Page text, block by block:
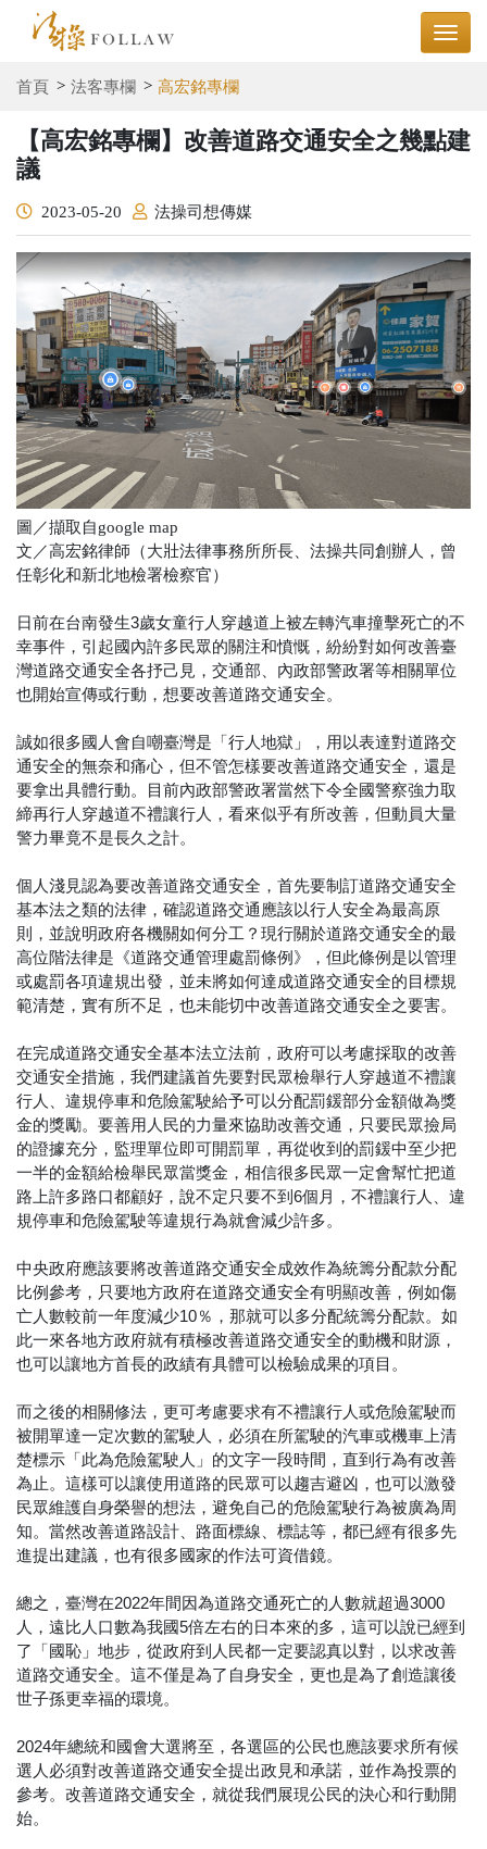
首頁 法客專欄 高宏銘專欄
【高宏銘專欄】改善道路交通安全之幾點建
議
2023-05-20 法操司想傳媒
圖／擷取自google map
文／高宏銘律師（大壯法律事務所所長、法操共同創辦人，曾
任彰化和新北地檢署檢察官）
日前在台南發生3歲女童行人穿越道上被左轉汽車撞擊死亡的不
幸事件，引起國內許多民眾的關注和憤慨，紛紛對如何改善臺
灣道路交通安全各抒己見，交通部、內政部警政署等相關單位
也開始宣傳或行動，想要改善道路交通安全。
誠如很多國人會自嘲臺灣是「行人地獄」，用以表達對道路交
通安全的無奈和痛心，但不管怎樣要改善道路交通安全，還是
要拿出具體行動。目前內政部警政署當然下令全國警察強力取
締再行人穿越道不禮讓行人，看來似乎有所改善，但動員大量
警力畢竟不是長久之計。
個人淺見認為要改善道路交通安全，首先要制訂道路交通安全
基本法之類的法律，確認道路交通應該以行人安全為最高原
則，並說明政府各機關如何分工？現行關於道路交通安全的最
高位階法律是《道路交通管理處罰條例》，但此條例是以管理
或處罰各項違規出發，並未將如何達成道路交通安全的目標規
範清楚，實有所不足，也未能切中改善道路交通安全之要害。
在完成道路交通安全基本法立法前，政府可以考慮採取的改善
交通安全措施，我們建議首先要對民眾檢舉行人穿越道不禮讓
行人、違規停車和危險駕駛給予可以分配罰鍰部分金額做為獎
金的獎勵。要善用人民的力量來協助改善交通，只要民眾撿局
的證據充分，監理單位即可開罰單，再從收到的罰鍰中至少把
一半的金額給檢舉民眾當獎金，相信很多民眾一定會幫忙把道
路上許多路口都顧好，說不定只要不到6個月，不禮讓行人、違
規停車和危險駕駛等違規行為就會減少許多。
中央政府應該要將改善道路交通安全成效作為統籌分配款分配
比例參考，只要地方政府在道路交通安全有明顯改善，例如傷
亡人數較前一年度減少10％，那就可以多分配統籌分配款。如
此一來各地方政府就有積極改善道路交通安全的動機和財源，
也可以讓地方首長的政績有具體可以檢驗成果的項目。
而之後的相關修法，更可考慮要求有不禮讓行人或危險駕駛而
被開單達一定次數的駕駛人，必須在所駕駛的汽車或機車上清
楚標示「此為危險駕駛人」的文字一段時間，直到行為有改善
為止。這樣可以讓使用道路的民眾可以趨吉避凶，也可以激發
民眾維護自身榮譽的想法，避免自己的危險駕駛行為被廣為周
知。當然改善道路設計、路面標線、標誌等，都已經有很多先
進提出建議，也有很多國家的作法可資借鏡。
總之，臺灣在2022年間因為道路交通死亡的人數就超過3000
人，遠比人口數為我國5倍左右的日本來的多，這可以說已經到
了「國恥」地步，從政府到人民都一定要認真以對，以求改善
道路交通安全。這不僅是為了自身安全，更也是為了創造讓後
世子孫更幸福的環境。
2024年總統和國會大選將至，各選區的公民也應該要求所有候
選人必須對改善道路交通安全提出政見和承諾，並作為投票的
參考。改善道路交通安全，就從我們展現公民的決心和行動開
始。